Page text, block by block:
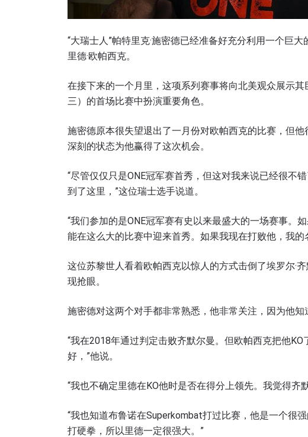
“大瑞士人”帕特里克·施密德已经准备好充分利用一个巨
里德·欧帕西克。
在接下来的一个月里，这项系列赛事将向北美观众展示
三）的首场比赛中扮演重要角色。
施密德原本很失望退出了一月份对欧帕西克的比赛，但
深刻的状态为他赢得了这次机会。
“尽管仅仅只是ONE冠军赛首秀，但这对我来说已经很不
到了这里，”这位瑞士选手说道。
“我们参加的是ONE冠军赛有史以来最盛大的一场赛事。
能在这么大的比赛中迎来首秀。如果我现在打败他，我的
这位苏黎世人看着欧帕西克以惊人的方式击倒了埃罗尔·
现抢眼。
施密德对这两个对手都非常熟悉，他非常关注，因为他知
“我在2018年通过判定击败齐默尔曼。但欧帕西克把他
好，”他说。
“我也不确定里德在KO他时是否在得分上领先。我觉得齐
“我也知道布鲁诺在Superkombat打过比赛，他是一个很
打硬拳，所以里德一定很强大。”